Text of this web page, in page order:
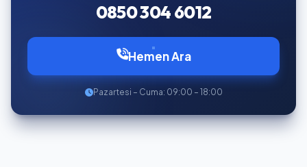
0850 304 6012
Hemen Ara
Pazartesi – Cuma: 09:00 – 18:00